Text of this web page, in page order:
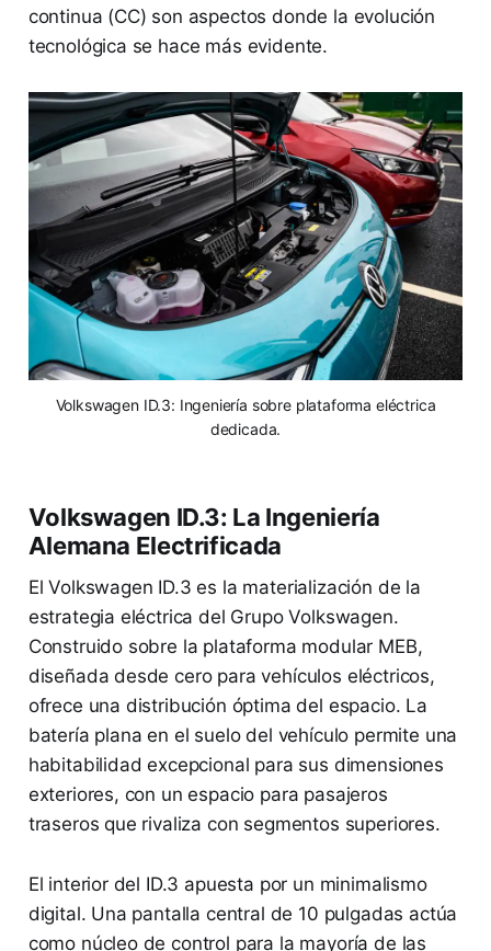
continua (CC) son aspectos donde la evolución
tecnológica se hace más evidente.
Volkswagen ID.3: Ingeniería sobre plataforma eléctrica
dedicada.
Volkswagen ID.3: La Ingeniería
Alemana Electrificada
El Volkswagen ID.3 es la materialización de la
estrategia eléctrica del Grupo Volkswagen.
Construido sobre la plataforma modular MEB,
diseñada desde cero para vehículos eléctricos,
ofrece una distribución óptima del espacio. La
batería plana en el suelo del vehículo permite una
habitabilidad excepcional para sus dimensiones
exteriores, con un espacio para pasajeros
traseros que rivaliza con segmentos superiores.
El interior del ID.3 apuesta por un minimalismo
digital. Una pantalla central de 10 pulgadas actúa
como núcleo de control para la mayoría de las